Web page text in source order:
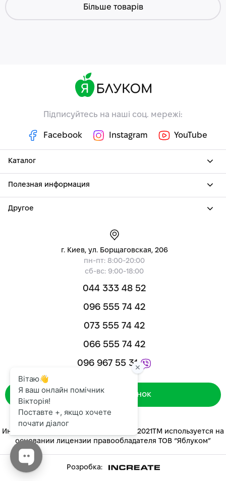
Більше товарів
Підписуйтесь на наші соц. мережі:
Facebook Instagram YouTube
Каталог
Полезная информация
Другое
г. Киев, ул. Борщаговская, 206
пн-пт: 8:00-20:00
сб-вс: 9:00-18:00
044 333 48 52
096 555 74 42
073 555 74 42
066 555 74 42
096 967 55 31
Зворотний дзвінок
Интернет-магазин «ЯБЛУКОМ™» 2014-2021ТМ используется на
основании лицензии правообладателя ТОВ “Яблуком”
Розробка: